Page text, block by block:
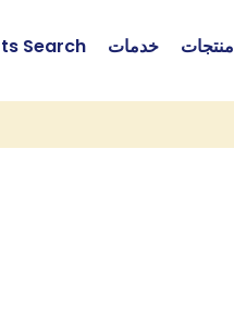
منتجات خدمات Search